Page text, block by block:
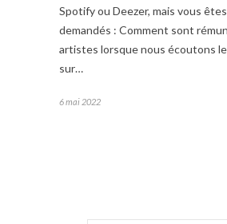
Spotify ou Deezer, mais vous
demandés : Comment sont
artistes lorsque nous écoutons
sur…
6 mai 2022